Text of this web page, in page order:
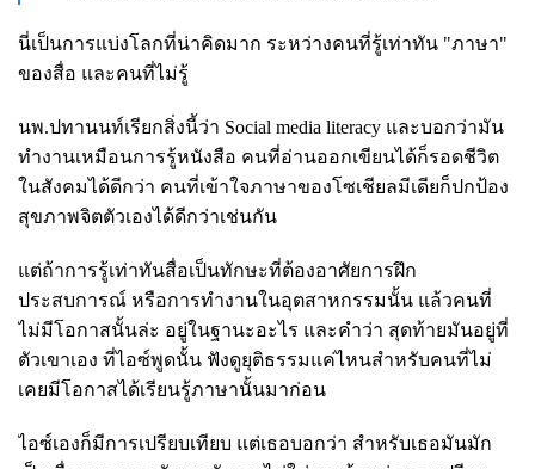
นี่เป็นการแบ่งโลกที่น่าคิดมาก ระหว่างคนที่รู้เท่าทัน "ภาษา"
ของสื่อ และคนที่ไม่รู้
นพ.ปทานนท์เรียกสิ่งนี้ว่า Social media literacy และบอกว่ามัน
ทำงานเหมือนการรู้หนังสือ คนที่อ่านออกเขียนได้ก็รอดชีวิต
ในสังคมได้ดีกว่า คนที่เข้าใจภาษาของโซเชียลมีเดียก็ปกป้อง
สุขภาพจิตตัวเองได้ดีกว่าเช่นกัน
แต่ถ้าการรู้เท่าทันสื่อเป็นทักษะที่ต้องอาศัยการฝึก
ประสบการณ์ หรือการทำงานในอุตสาหกรรมนั้น แล้วคนที่
ไม่มีโอกาสนั้นล่ะ อยู่ในฐานะอะไร และคำว่า สุดท้ายมันอยู่ที่
ตัวเขาเอง ที่ไอซ์พูดนั้น ฟังดูยุติธรรมแค่ไหนสำหรับคนที่ไม่
เคยมีโอกาสได้เรียนรู้ภาษานั้นมาก่อน
ไอซ์เองก็มีการเปรียบเทียบ แต่เธอบอกว่า สำหรับเธอมันมัก